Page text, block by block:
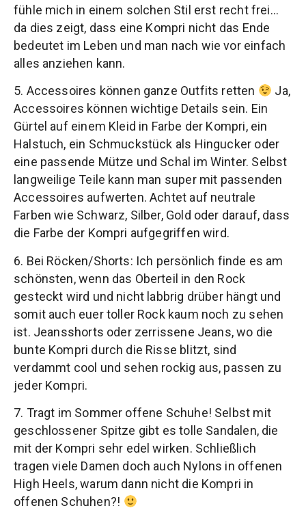
fühle mich in einem solchen Stil erst recht frei…
da dies zeigt, dass eine Kompri nicht das Ende
bedeutet im Leben und man nach wie vor einfach
alles anziehen kann.
5. Accessoires können ganze Outfits retten
Ja,
Accessoires können wichtige Details sein. Ein
Gürtel auf einem Kleid in Farbe der Kompri, ein
Halstuch, ein Schmuckstück als Hingucker oder
eine passende Mütze und Schal im Winter. Selbst
langweilige Teile kann man super mit passenden
Accessoires aufwerten. Achtet auf neutrale
Farben wie Schwarz, Silber, Gold oder darauf, dass
die Farbe der Kompri aufgegriffen wird.
6. Bei Röcken/Shorts: Ich persönlich finde es am
schönsten, wenn das Oberteil in den Rock
gesteckt wird und nicht labbrig drüber hängt und
somit auch euer toller Rock kaum noch zu sehen
ist. Jeansshorts oder zerrissene Jeans, wo die
bunte Kompri durch die Risse blitzt, sind
verdammt cool und sehen rockig aus, passen zu
jeder Kompri.
7. Tragt im Sommer offene Schuhe! Selbst mit
geschlossener Spitze gibt es tolle Sandalen, die
mit der Kompri sehr edel wirken. Schließlich
tragen viele Damen doch auch Nylons in offenen
High Heels, warum dann nicht die Kompri in
offenen Schuhen?!